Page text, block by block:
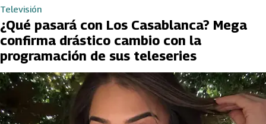
Televisión
¿Qué pasará con Los Casablanca? Mega
confirma drástico cambio con la
programación de sus teleseries